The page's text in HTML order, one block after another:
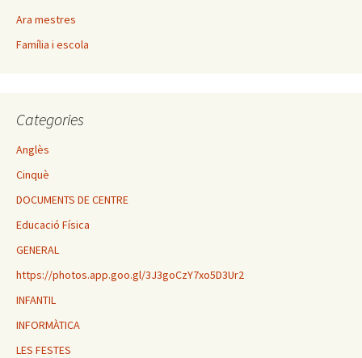
Ara mestres
Família i escola
Categories
Anglès
Cinquè
DOCUMENTS DE CENTRE
Educació Física
GENERAL
https://photos.app.goo.gl/3J3goCzY7xo5D3Ur2
INFANTIL
INFORMÀTICA
LES FESTES